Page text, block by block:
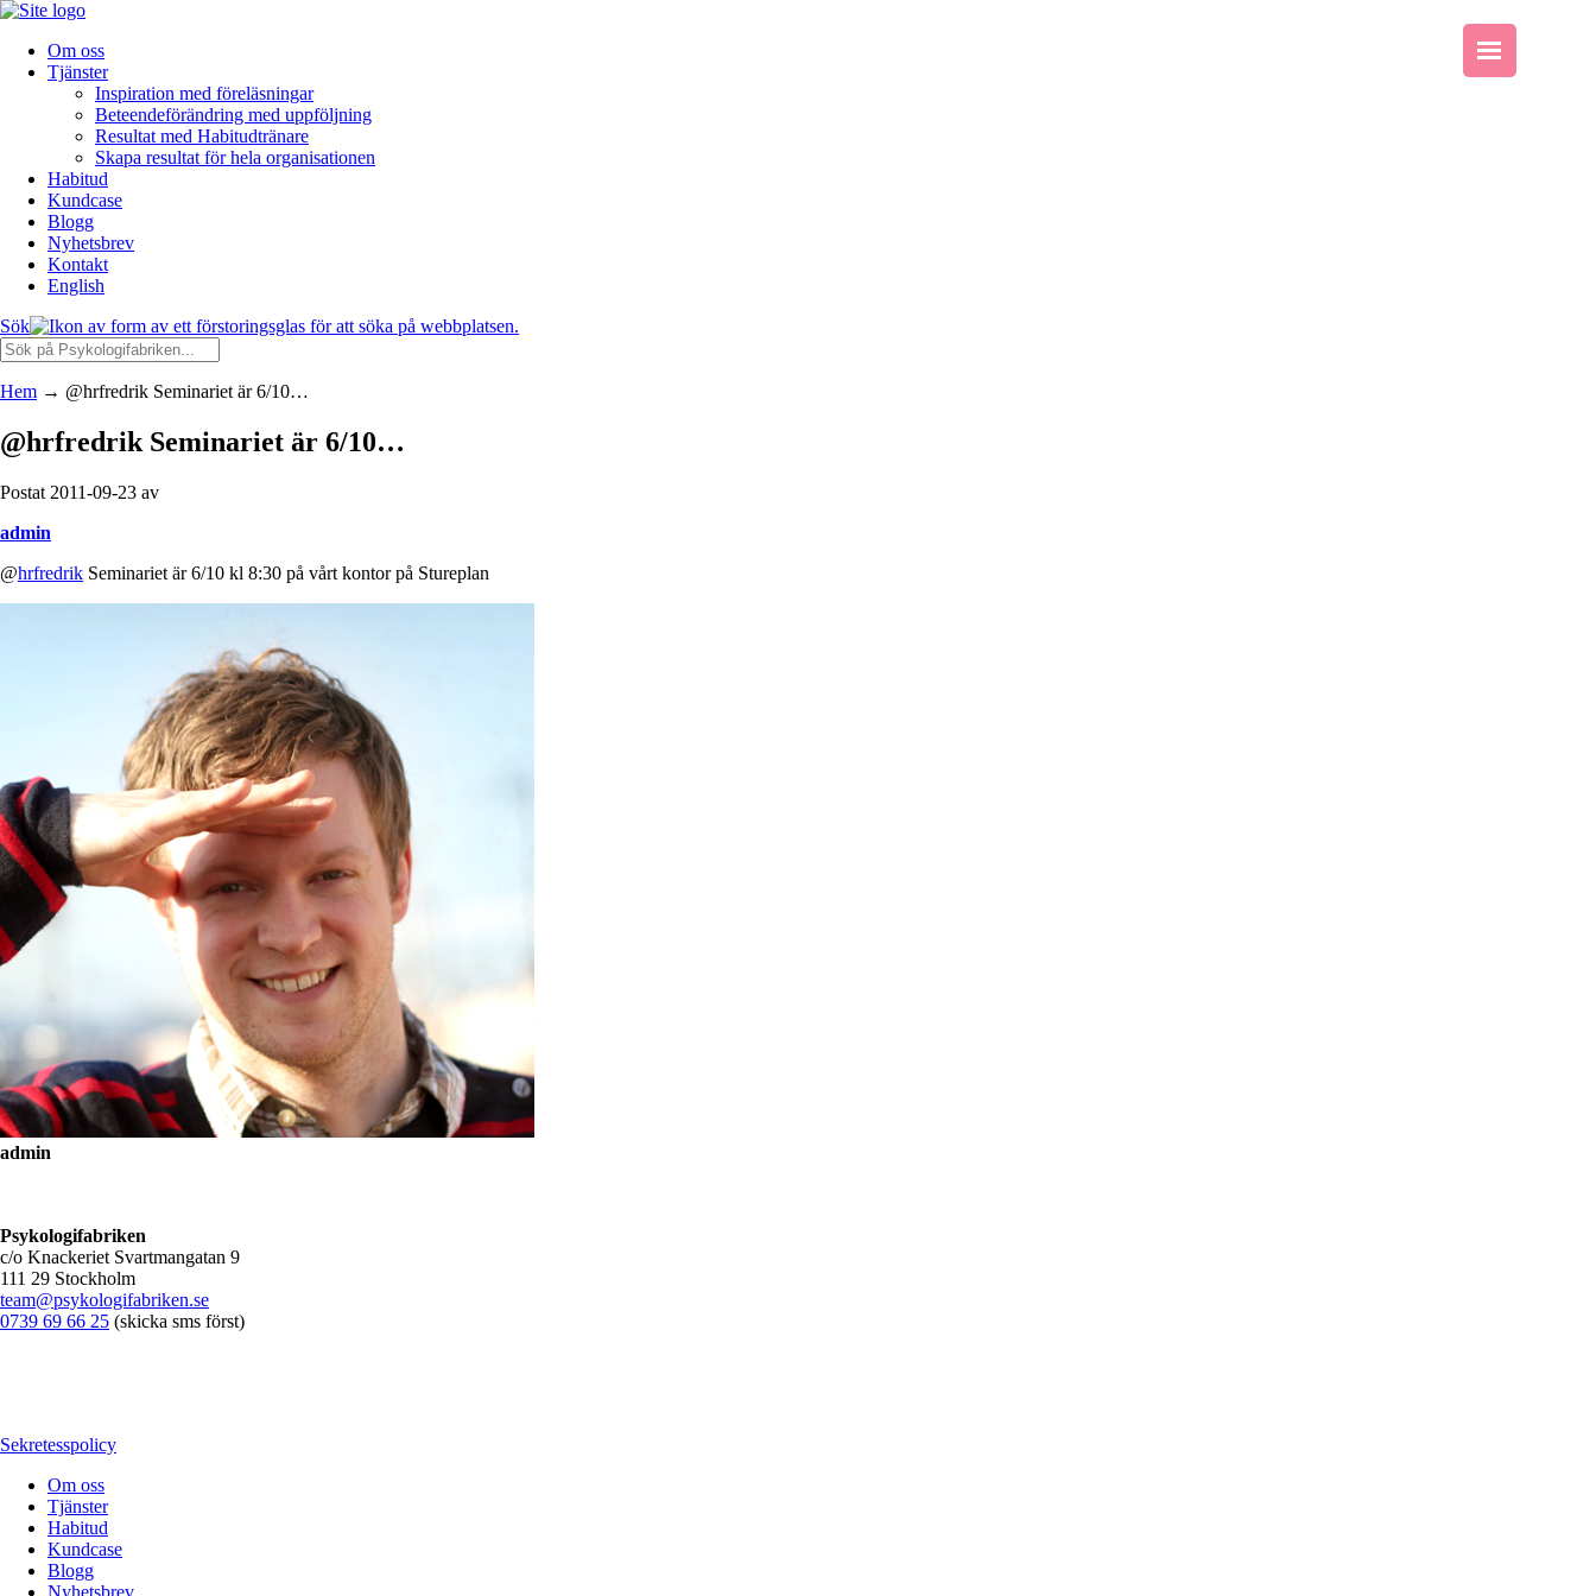
Om oss
Tjänster
Inspiration med föreläsningar
Beteendeförändring med uppföljning
Resultat med Habitudtränare
Skapa resultat för hela organisationen
Habitud
Kundcase
Blogg
Nyhetsbrev
Kontakt
English
Sök
Hem → @hrfredrik Seminariet är 6/10…
@hrfredrik Seminariet är 6/10…
Postat 2011-09-23 av
admin
@hrfredrik Seminariet är 6/10 kl 8:30 på vårt kontor på Stureplan
admin
Psykologifabriken
c/o Knackeriet Svartmangatan 9
111 29 Stockholm
team@psykologifabriken.se
0739 69 66 25 (skicka sms först)
Sekretesspolicy
Om oss
Tjänster
Habitud
Kundcase
Blogg
Nyhetsbrev